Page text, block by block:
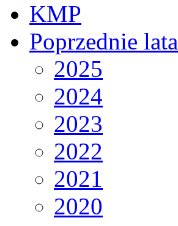
KMP
Poprzednie lata
2025
2024
2023
2022
2021
2020